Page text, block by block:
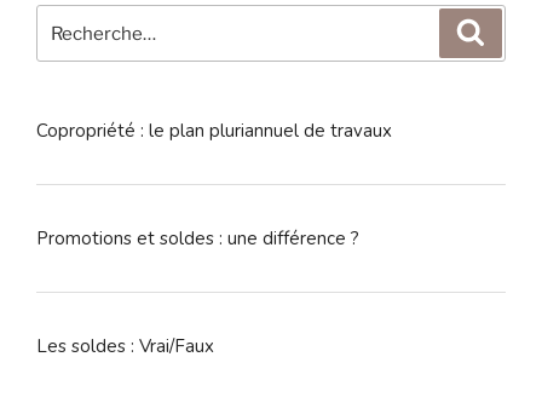
pour
Copropriété : le plan pluriannuel de travaux
Promotions et soldes : une différence ?
Les soldes : Vrai/Faux